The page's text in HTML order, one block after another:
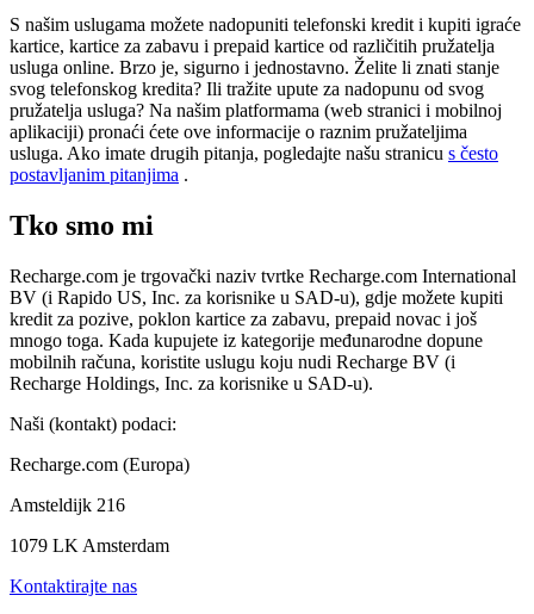
S našim uslugama možete nadopuniti telefonski kredit i kupiti igraće
kartice, kartice za zabavu i prepaid kartice od različitih pružatelja
usluga online. Brzo je, sigurno i jednostavno. Želite li znati stanje
svog telefonskog kredita? Ili tražite upute za nadopunu od svog
pružatelja usluga? Na našim platformama (web stranici i mobilnoj
aplikaciji) pronaći ćete ove informacije o raznim pružateljima
usluga. Ako imate drugih pitanja, pogledajte našu stranicu s često
postavljanim pitanjima .
Tko smo mi
Recharge.com je trgovački naziv tvrtke Recharge.com International
BV (i Rapido US, Inc. za korisnike u SAD-u), gdje možete kupiti
kredit za pozive, poklon kartice za zabavu, prepaid novac i još
mnogo toga. Kada kupujete iz kategorije međunarodne dopune
mobilnih računa, koristite uslugu koju nudi Recharge BV (i
Recharge Holdings, Inc. za korisnike u SAD-u).
Naši (kontakt) podaci:
Recharge.com (Europa)
Amsteldijk 216
1079 LK Amsterdam
Kontaktirajte nas